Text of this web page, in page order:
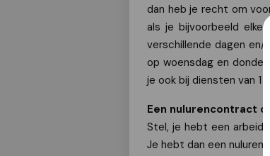
dan heb je recht om
als je bijvoorbeeld elke
verschillende dagen en/
op woensdag en
je ook bij diensten van 1
Een nulurencontract
Stel, je hebt een
Je hebt dan een